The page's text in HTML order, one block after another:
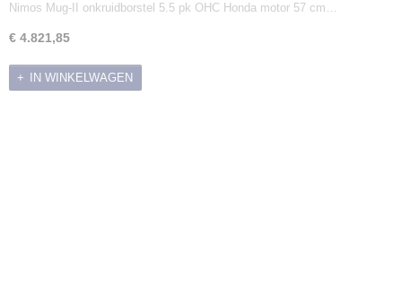
Nimos Mug-II onkruidborstel 5.5 pk OHC Honda motor 57 cm…
€ 4.821,85
IN WINKELWAGEN